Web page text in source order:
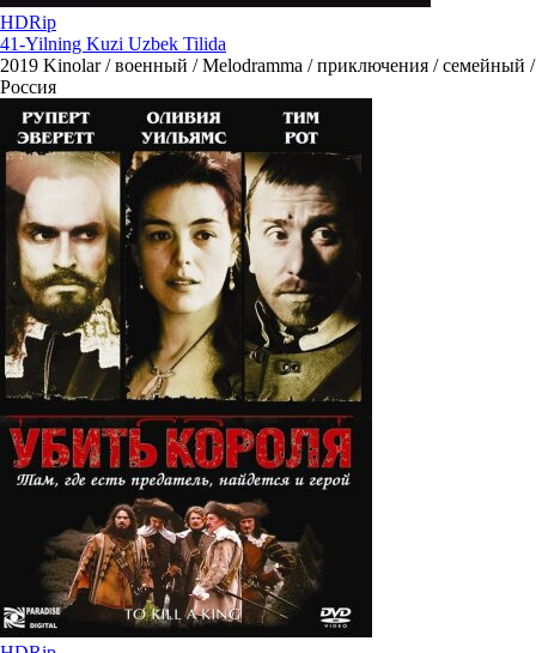
HDRip
41-Yilning Kuzi Uzbek Tilida
2019 Kinolar / военный / Melodramma / приключения / семейный /
Россия